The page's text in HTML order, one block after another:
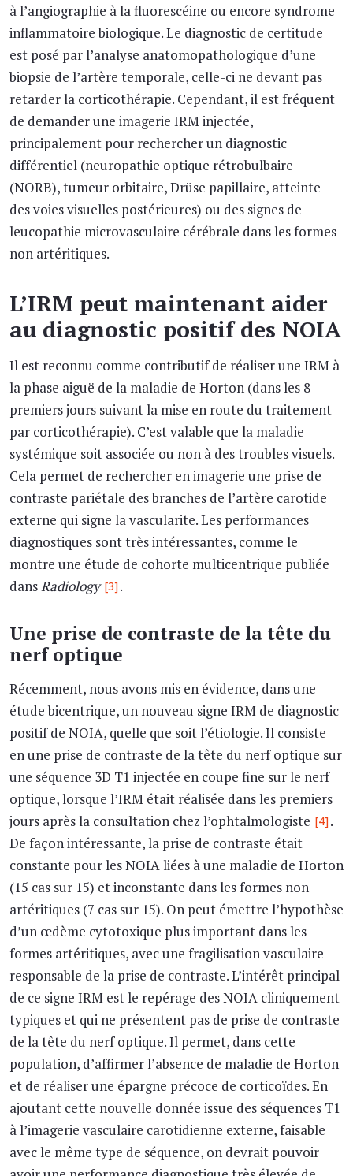
à l’angiographie à la fluorescéine ou encore syndrome
inflammatoire biologique. Le diagnostic de certitude
est posé par l’analyse anatomopathologique d’une
biopsie de l’artère temporale, celle-ci ne devant pas
retarder la corticothérapie. Cependant, il est fréquent
de demander une imagerie IRM injectée,
principalement pour rechercher un diagnostic
différentiel (neuropathie optique rétrobulbaire
(NORB), tumeur orbitaire, Drüse papillaire, atteinte
des voies visuelles postérieures) ou des signes de
leucopathie microvasculaire cérébrale dans les formes
non artéritiques.
L’IRM peut maintenant aider
au diagnostic positif des NOIA
Il est reconnu comme contributif de réaliser une IRM à
la phase aiguë de la maladie de Horton (dans les 8
premiers jours suivant la mise en route du traitement
par corticothérapie). C’est valable que la maladie
systémique soit associée ou non à des troubles visuels.
Cela permet de rechercher en imagerie une prise de
contraste pariétale des branches de l’artère carotide
externe qui signe la vascularite. Les performances
diagnostiques sont très intéressantes, comme le
montre une étude de cohorte multicentrique publiée
dans Radiology [3].
Une prise de contraste de la tête du
nerf optique
Récemment, nous avons mis en évidence, dans une
étude bicentrique, un nouveau signe IRM de diagnostic
positif de NOIA, quelle que soit l’étiologie. Il consiste
en une prise de contraste de la tête du nerf optique sur
une séquence 3D T1 injectée en coupe fine sur le nerf
optique, lorsque l’IRM était réalisée dans les premiers
jours après la consultation chez l’ophtalmologiste [4].
De façon intéressante, la prise de contraste était
constante pour les NOIA liées à une maladie de Horton
(15 cas sur 15) et inconstante dans les formes non
artéritiques (7 cas sur 15). On peut émettre l’hypothèse
d’un œdème cytotoxique plus important dans les
formes artéritiques, avec une fragilisation vasculaire
responsable de la prise de contraste. L’intérêt principal
de ce signe IRM est le repérage des NOIA cliniquement
typiques et qui ne présentent pas de prise de contraste
de la tête du nerf optique. Il permet, dans cette
population, d’affirmer l’absence de maladie de Horton
et de réaliser une épargne précoce de corticoïdes. En
ajoutant cette nouvelle donnée issue des séquences T1
à l’imagerie vasculaire carotidienne externe, faisable
avec le même type de séquence, on devrait pouvoir